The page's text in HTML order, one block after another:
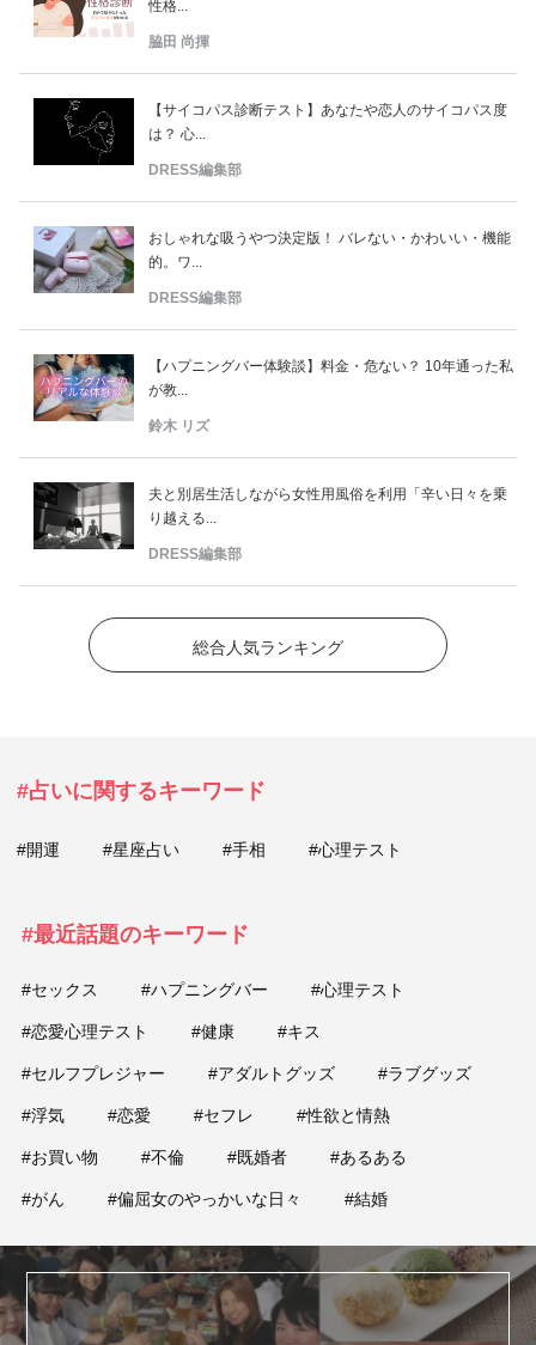
性格...
脇田 尚揮
【サイコパス診断テスト】あなたや恋人のサイコパス度
は？ 心...
DRESS編集部
おしゃれな吸うやつ決定版！ バレない・かわいい・機能
的。ワ...
DRESS編集部
【ハプニングバー体験談】料金・危ない？ 10年通った私
が教...
鈴木 リズ
夫と別居生活しながら女性用風俗を利用「辛い日々を乗
り越える...
DRESS編集部
総合人気ランキング
#占いに関するキーワード
#開運 #星座占い #手相 #心理テスト
#最近話題のキーワード
#セックス #ハプニングバー #心理テスト
#恋愛心理テスト #健康 #キス
#セルフプレジャー #アダルトグッズ #ラブグッズ
#浮気 #恋愛 #セフレ #性欲と情熱
#お買い物 #不倫 #既婚者 #あるある
#がん #偏屈女のやっかいな日々 #結婚